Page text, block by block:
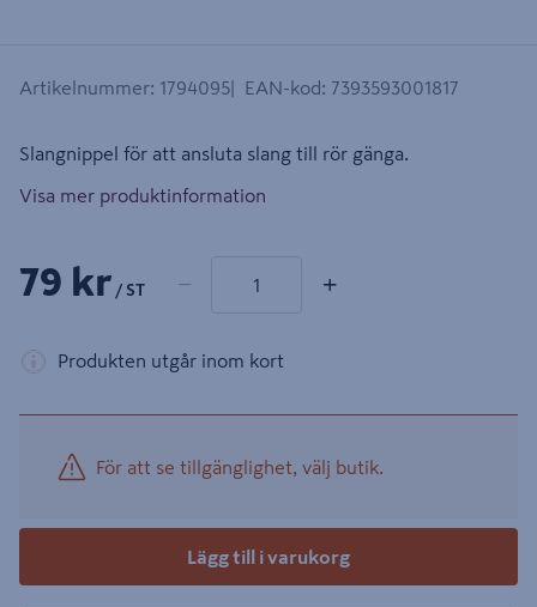
Artikelnummer: 1794095 EAN-kod: 7393593001817
Slangnippel för att ansluta slang till rör gänga.
Visa mer produktinformation
79 kr / ST − +
Produkten utgår inom kort
För att se tillgänglighet, välj butik.
Lägg till i varukorg